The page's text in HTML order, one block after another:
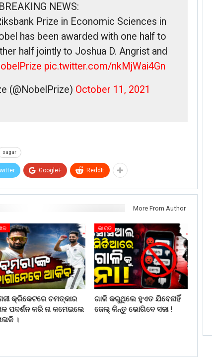
BREAKING NEWS:
Prize in Economic Sciences in
has been awarded with one half to
half jointly to Joshua D. Angrist and
pic.twitter.com/nkMjWai4Gn
(@NobelPrize) October 11, 2021
sagar
Google+ ReddIt
More From Author
କ୍ରିକେଟରେ ଚମତ୍କାର
ପଦର୍ଶନ କରି ନା କମେଇଲେ
।
ଭାରତ
ଗାଳି କରୁଥିଲେ ହୁଏତ ଯିବେନାହିଁ
ଜେଲ୍ କିନ୍ତୁ ଭୋଗିବେ ସଜା !